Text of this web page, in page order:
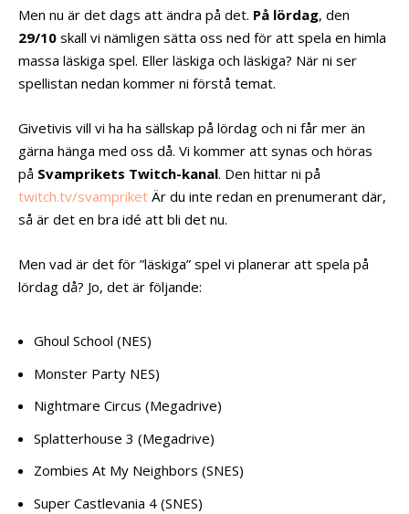
Men nu är det dags att ändra på det. På lördag, den
29/10 skall vi nämligen sätta oss ned för att spela en himla
massa läskiga spel. Eller läskiga och läskiga? När ni ser
spellistan nedan kommer ni förstå temat.
Givetivis vill vi ha ha sällskap på lördag och ni får mer än
gärna hänga med oss då. Vi kommer att synas och höras
på Svamprikets Twitch-kanal. Den hittar ni på
twitch.tv/svampriket Är du inte redan en prenumerant där,
så är det en bra idé att bli det nu.
Men vad är det för ”läskiga” spel vi planerar att spela på
lördag då? Jo, det är följande:
Ghoul School (NES)
Monster Party NES)
Nightmare Circus (Megadrive)
Splatterhouse 3 (Megadrive)
Zombies At My Neighbors (SNES)
Super Castlevania 4 (SNES)